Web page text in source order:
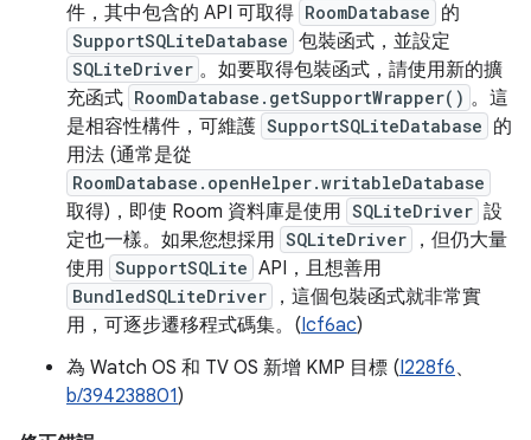
件，其中包含的 API 可取得 RoomDatabase 的
SupportSQLiteDatabase 包裝函式，並設定
SQLiteDriver 。如要取得包裝函式，請使用新的擴
充函式 RoomDatabase.getSupportWrapper() 。這
是相容性構件，可維護 SupportSQLiteDatabase 的
用法 (通常是從
RoomDatabase.openHelper.writableDatabase
取得)，即使 Room 資料庫是使用 SQLiteDriver 設
定也一樣。如果您想採用 SQLiteDriver
，但仍大量
使用 SupportSQLite API，且想善用
BundledSQLiteDriver
，這個包裝函式就非常實
用，可逐步遷移程式碼集。(Icf6ac)
為 Watch OS 和 TV OS 新增 KMP 目標 (I228f6、
b/394238801)